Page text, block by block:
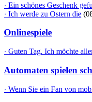
· Ein schönes Geschenk
· Ich werde zu Ostern die
Onlinespiele
· Guten Tag. Ich möchte
Automaten spielen
· Wenn Sie ein Fan von